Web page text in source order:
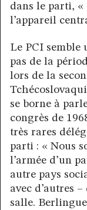
dans le parti, «
l’appareil
Le PCI semble
pas de la
lors de la
se borne à
congrès de
très rares
parti : « Nous
l’armée d’un
autre pays
avec d’autres
salle.